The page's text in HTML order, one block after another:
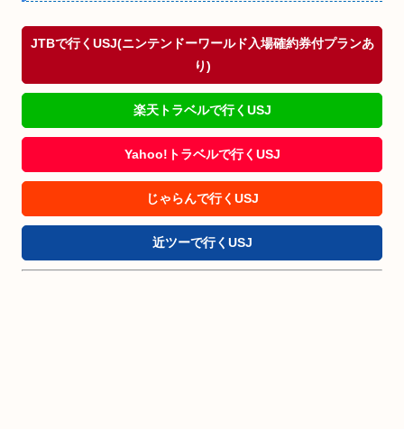
JTBで行くUSJ(ニンテンドーワールド入場確約券付プランあ
り)
楽天トラベルで行くUSJ
Yahoo!トラベルで行くUSJ
じゃらんで行くUSJ
近ツーで行くUSJ